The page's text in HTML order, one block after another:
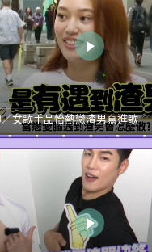
女歌手品怡熱戀渣男寫進歌